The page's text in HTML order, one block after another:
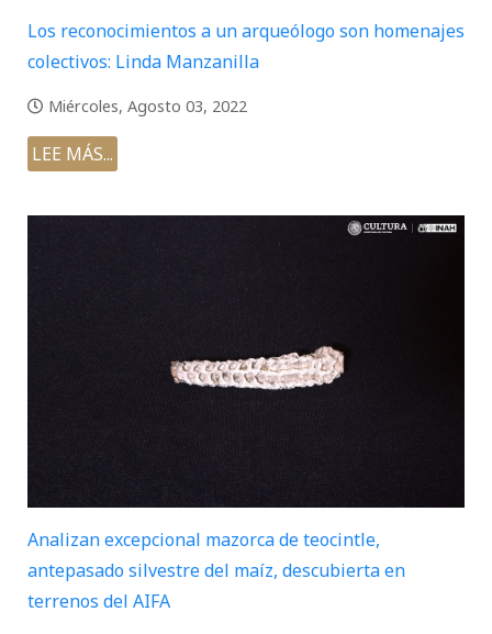
Los reconocimientos a un arqueólogo son homenajes
colectivos: Linda Manzanilla
Miércoles, Agosto 03, 2022
LEE MÁS...
Analizan excepcional mazorca de teocintle,
antepasado silvestre del maíz, descubierta en
terrenos del AIFA